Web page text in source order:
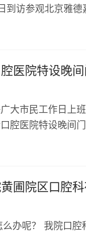
到访参观北京雅德
医院特设晚间
大市民工作日上班
腔医院特设晚间门
圃院区口腔
办呢？ 我院口腔